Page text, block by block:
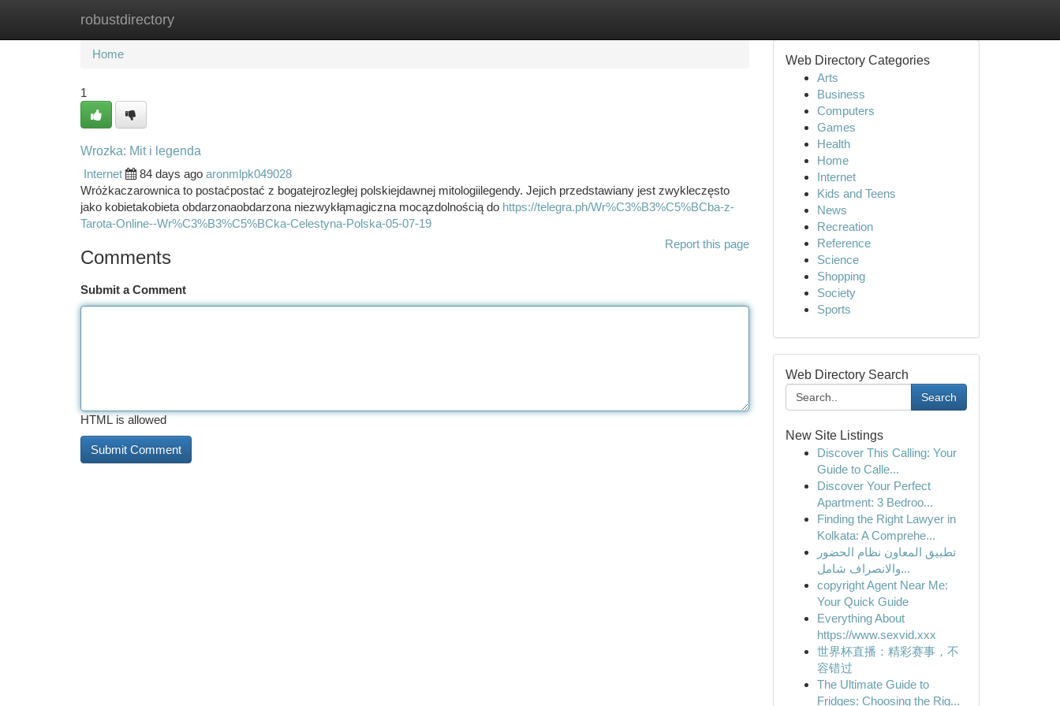
robustdirectory
Home New Site Listings
Home
1
Wrozka: Mit i legenda
Internet
84 days ago aronmlpk049028
Wróżkaczarownica to postaćpostać z bogatejrozległej polskiejdawnej mitologiilegendy. Jejich przedstawiany jest zwykleczęsto
jako kobietakobieta obdarzonaobdarzona niezwykłąmagiczna mocązdolnością do https://telegra.ph/Wr%C3%B3%C5%BCba-z-
Tarota-Online--Wr%C3%B3%C5%BCka-Celestyna-Polska-05-07-19
Report this page
Comments
Submit a Comment
HTML is allowed
Web Directory Categories
Arts
Business
Computers
Games
Health
Home
Internet
Kids and Teens
News
Recreation
Reference
Science
Shopping
Society
Sports
Web Directory Search
Search
New Site Listings
Discover This Calling: Your
Guide to Calle...
Discover Your Perfect
Apartment: 3 Bedroo...
Finding the Right Lawyer in
Kolkata: A Comprehe...
تطبيق المعاون نظام الحضور
والانصراف شامل...
copyright Agent Near Me:
Your Quick Guide
Everything About
https://www.sexvid.xxx
世界杯直播：精彩赛事，不
容错过
The Ultimate Guide to
Fridges: Choosing the Rig...